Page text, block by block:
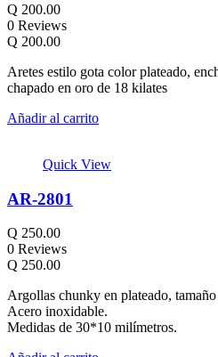
Q 200.00
0 Reviews
Q 200.00
Aretes estilo gota color plateado,
chapado en oro de 18 kilates
Añadir al carrito
Quick View
AR-2801
Q 250.00
0 Reviews
Q 250.00
Argollas chunky en plateado,
Acero inoxidable.
Medidas de 30*10 milímetros.